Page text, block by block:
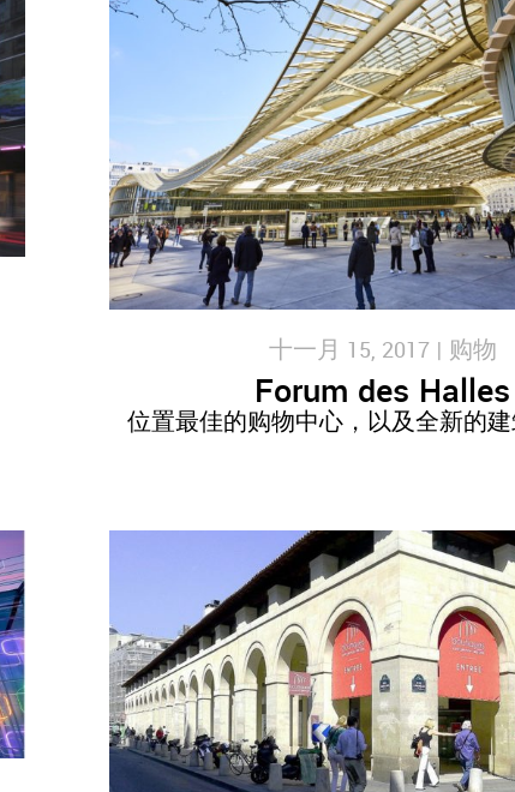
十一月 15, 2017 | 购物
Forum des Halles
位置最佳的购物中心，以及全新的建